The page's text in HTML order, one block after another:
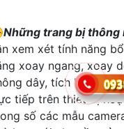
Những trang bị thông
xem xét tính năng
xoay ngang, xoay
dây, tích hợp
tiếp trên thiết bị
số các mẫu